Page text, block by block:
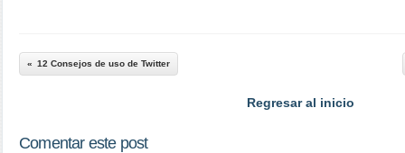
12 Consejos de uso de Twitter
Regresar al inicio
Comentar este post